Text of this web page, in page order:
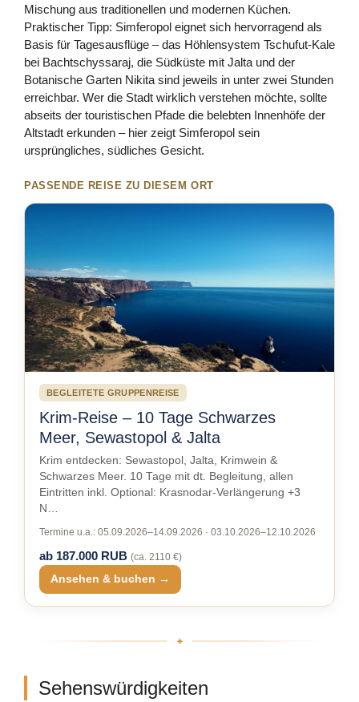
Mischung aus traditionellen und modernen Küchen.
Praktischer Tipp: Simferopol eignet sich hervorragend als
Basis für Tagesausflüge – das Höhlensystem Tschufut-Kale
bei Bachtschyssaraj, die Südküste mit Jalta und der
Botanische Garten Nikita sind jeweils in unter zwei Stunden
erreichbar. Wer die Stadt wirklich verstehen möchte, sollte
abseits der touristischen Pfade die belebten Innenhöfe der
Altstadt erkunden – hier zeigt Simferopol sein
ursprüngliches, südliches Gesicht.
PASSENDE REISE ZU DIESEM ORT
BEGLEITETE GRUPPENREISE
Krim-Reise – 10 Tage Schwarzes
Meer, Sewastopol & Jalta
Krim entdecken: Sewastopol, Jalta, Krimwein &
Schwarzes Meer. 10 Tage mit dt. Begleitung, allen
Eintritten inkl. Optional: Krasnodar-Verlängerung +3
N…
Termine u.a.: 05.09.2026–14.09.2026 · 03.10.2026–12.10.2026
ab 187.000 RUB (ca. 2110 €)
Ansehen & buchen →
Sehenswürdigkeiten